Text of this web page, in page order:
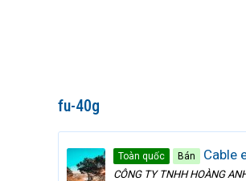
fu-40g
Toàn quốc Bán Cable
CÔNG TY TNHH HOÀNG